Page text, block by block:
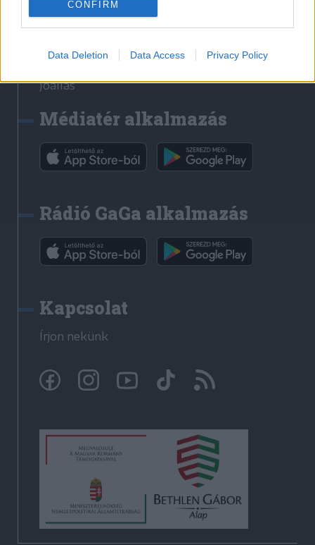
CONFIRM
Data Deletion Data Access Privacy Policy
Erdélyi Napló
Főtér
Jóállás
Médiatér alkalmazás
Rádió GaGa alkalmazás
Kapcsolat
Írjon nekünk